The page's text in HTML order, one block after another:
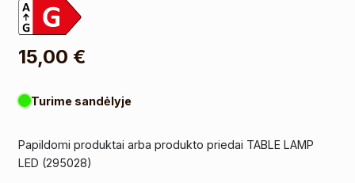
15,00 €
Turime sandėlyje
Papildomi produktai arba produkto priedai TABLE LAMP
LED (295028)